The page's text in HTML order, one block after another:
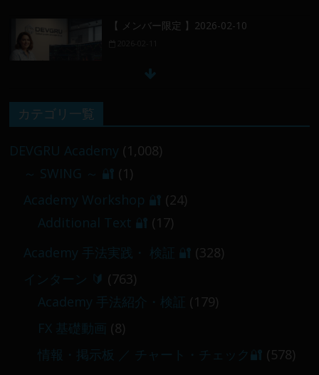
【 メンバー限定 】2026-02-10
／
【 メンバー限定 】2026-03-05～06
カテゴリ一覧
DEVGRU Academy (1,008)
～ SWING ～ 🔐 (1)
Academy Workshop 🔐 (24)
Additional Text 🔐 (17)
Academy 手法実践・ 検証 🔐 (328)
インターン 🔰 (763)
Academy 手法紹介・検証 (179)
FX 基礎動画 (8)
情報・掲示板 ／ チャート・チェック🔐 (578)